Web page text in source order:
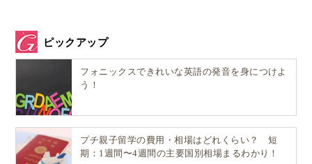
ピックアップ
フォニックスできれいな英語の発音を身につけよ
う！
プチ親子留学の費用・相場はどれくらい？ 短
期：1週間〜4週間の主要国別相場まるわかり！